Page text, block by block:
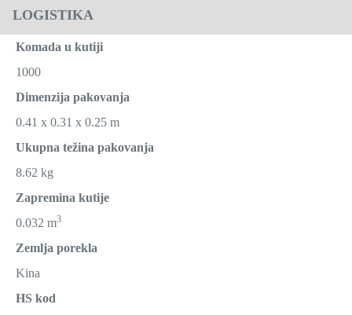
LOGISTIKA
Komada u kutiji
1000
Dimenzija pakovanja
0.41 x 0.31 x 0.25 m
Ukupna težina pakovanja
8.62 kg
Zapremina kutije
0.032 m3
Zemlja porekla
Kina
HS kod